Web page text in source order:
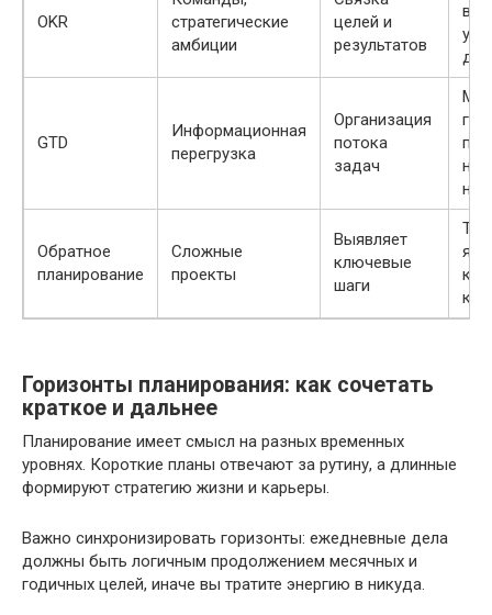
OKR
стратегические
амбиции
целей и
результатов
GTD
Информационная
перегрузка
Организация
потока
задач
при
Обратное
планирование
Сложные
проекты
Выявляет
ключевые
шаги
Горизонты планирования: как сочетать
краткое и дальнее
Планирование имеет смысл на разных временных
уровнях. Короткие планы отвечают за рутину, а длинные
формируют стратегию жизни и карьеры.
Важно синхронизировать горизонты: ежедневные дела
должны быть логичным продолжением месячных и
годичных целей, иначе вы тратите энергию в никуда.